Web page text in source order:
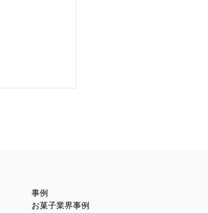
貼り箱事例
お菓子業界事例